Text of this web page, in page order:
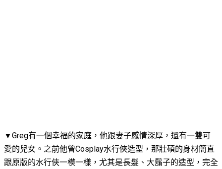
▼Greg有一個幸福的家庭，他跟妻子感情深厚，還有一雙可
愛的兒女。之前他曾Cosplay水行俠造型，那壯碩的身材簡直
跟原版的水行俠一模一樣，尤其是長髮、大鬍子的造型，完全